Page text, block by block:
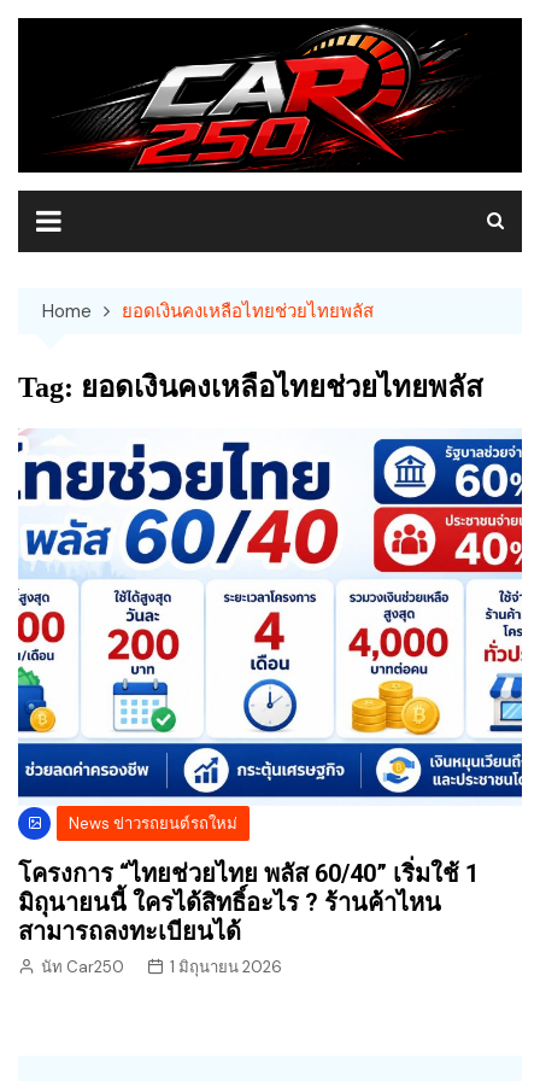
Skip
Home ยอดเงินคงเหลือไทยช่วยไทยพลัส
Tag: ยอดเงินคงเหลือไทยช่วยไทยพลัส
News ข่าวรถยนต์รถใหม่
โครงการ “ไทยช่วยไทย พลัส 60/40” เริ่มใช้ 1
มิถุนายนนี้ ใครได้สิทธิ์อะไร ? ร้านค้าไหน
สามารถลงทะเบียนได้
นัท Car250 1 มิถุนายน 2026